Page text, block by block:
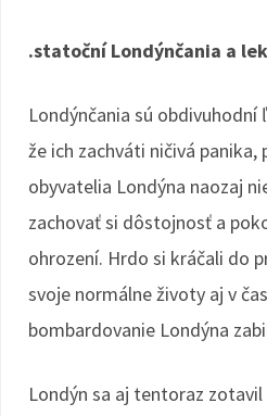
.statoční Londýnčania a
Londýnčania sú
že ich zachváti ničivá panika,
obyvatelia Londýna naozaj
zachovať si dôstojnosť a
ohrození. Hrdo si kráčali do
svoje normálne životy aj v
bombardovanie Londýna
Londýn sa aj tentoraz